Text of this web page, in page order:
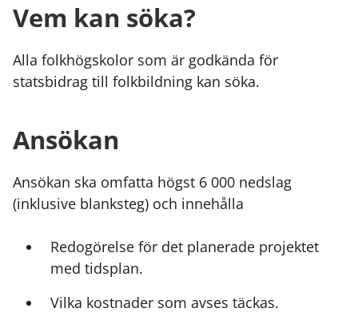
Vem kan söka?
Alla folkhögskolor som är godkända för
statsbidrag till folkbildning kan söka.
Ansökan
Ansökan ska omfatta högst 6 000 nedslag
(inklusive blanksteg) och innehålla
Redogörelse för det planerade projektet
med tidsplan.
Vilka kostnader som avses täckas.